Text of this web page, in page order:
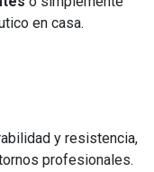
en casa.
y resistencia,
profesionales.